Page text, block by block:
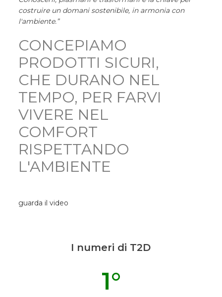
costruire un domani sostenibile, in armonia con
l'ambiente.”
CONCEPIAMO
PRODOTTI SICURI,
CHE DURANO NEL
TEMPO, PER FARVI
VIVERE NEL
COMFORT
RISPETTANDO
L'AMBIENTE
guarda il video
I numeri di T2D
1°